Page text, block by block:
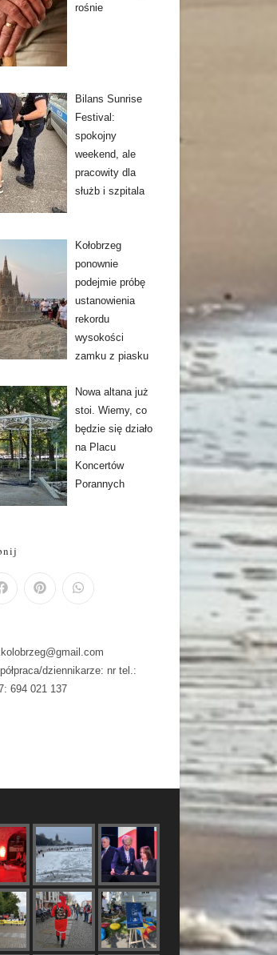
rośnie
Bilans Sunrise
Festival:
spokojny
weekend, ale
pracowity dla
służb i szpitala
Kołobrzeg
ponownie
podejmie próbę
ustanowienia
rekordu
wysokości
zamku z piasku
Nowa altana już
stoi. Wiemy, co
będzie się działo
na Placu
Koncertów
Porannych
dziennikarze: nr tel.:
694 021 137